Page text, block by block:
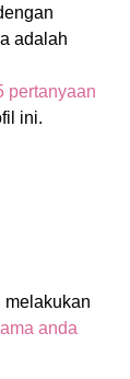
adalah
pertanyaan
ini.
melakukan
anda